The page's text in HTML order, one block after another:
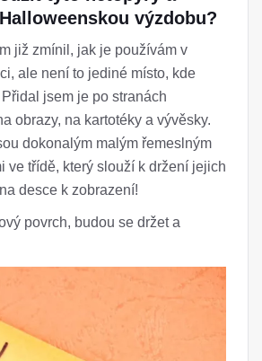
výzdobu?
již zmínil, jak je používám v
ale není to jediné místo, kde
jsem je po stranách
obrazy, na kartotéky a vývěsky.
dokonalým malým řemeslným
ve třídě, který slouží k držení jejich
desce k zobrazení!
povrch, budou se držet a